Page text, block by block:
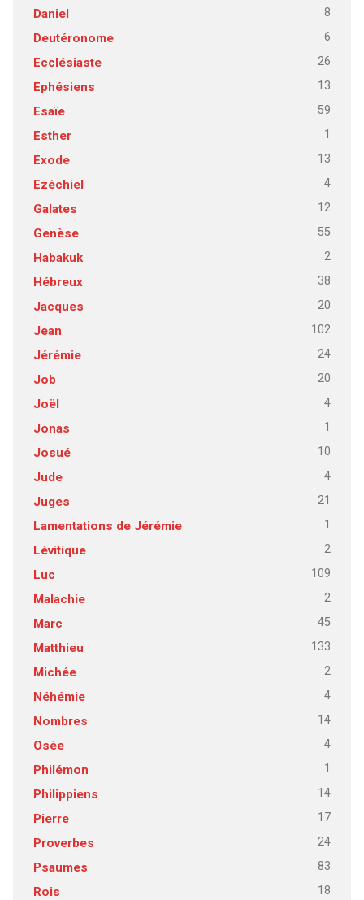
Daniel 8
Deutéronome 6
Ecclésiaste 26
Ephésiens 13
Esaïe 59
Esther 1
Exode 13
Ezéchiel 4
Galates 12
Genèse 55
Habakuk 2
Hébreux 38
Jacques 20
Jean 102
Jérémie 24
Job 20
Joël 4
Jonas 1
Josué 10
Jude 4
Juges 21
Lamentations de Jérémie 1
Lévitique 2
Luc 109
Malachie 2
Marc 45
Matthieu 133
Michée 2
Néhémie 4
Nombres 14
Osée 4
Philémon 1
Philippiens 14
Pierre 17
Proverbes 24
Psaumes 83
Rois 18